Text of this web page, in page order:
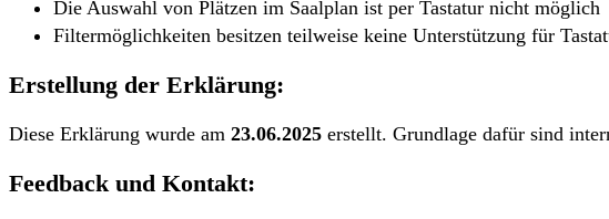
Die Auswahl von Plätzen im Saalplan ist per Tastatur nicht möglich
Filtermöglichkeiten besitzen teilweise keine Unterstützung für
Erstellung der Erklärung:
Diese Erklärung wurde am 23.06.2025 erstellt. Grundlage dafür sind
Feedback und Kontakt: